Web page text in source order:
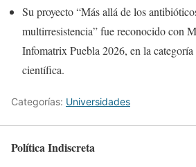
Su proyecto “Más allá de los
multirresistencia” fue reconocido con
Infomatrix Puebla 2026, en la
científica.
Categorías: Universidades
Política Indiscreta